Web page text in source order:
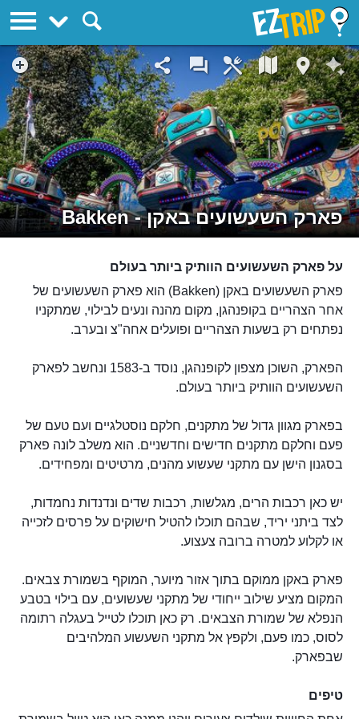
פארק השעשועים באקן - Bakken
על פארק השעשועים הוותיק ביותר בעולם
פארק השעשועים באקן (Bakken) הוא פארק השעשועים של
אחר הצהריים בקופנהגן, מקום מהנה ונעים לבילוי, שמתקניו
נפתחים רק בשעות הצהריים ופועלים אחה"צ ובערב.
הפארק, השוכן מצפון לקופנהגן, נוסד ב-1583 ונחשב לפארק
השעשועים הוותיק ביותר בעולם.
בפארק מגוון גדול של מתקנים, חלקם נוסטלגיים ועם טעם של
פעם וחלקם מתקנים חדישים וחדשניים. הוא משלב לונה פארק
בסגנון הישן עם מתקני שעשוע מהנים, מרטיטים ומפחידים.
יש כאן רכבות הרים, מגלשות, רכבות שדים ונדנדות נחמדות,
לצד ביתני יריד, שבהם תוכלו להטיל חישוקים על פרסים לזכייה
או לקלוע למטרה ברובה צעצוע.
פארק באקן ממוקם בתוך אזור מיוער, המוקף בשמורת צבאים.
המקום מציע שילוב ייחודי של מתקני שעשועים, עם בילוי בטבע
הנפלא של שמורת הצבאים. רק כאן תוכלו לטייל בעגלה רתומה
לסוס, כמו פעם, ולקפץ אל מתקני השעשוע המלהיבים
שבפארק.
טיפים
EZTrip